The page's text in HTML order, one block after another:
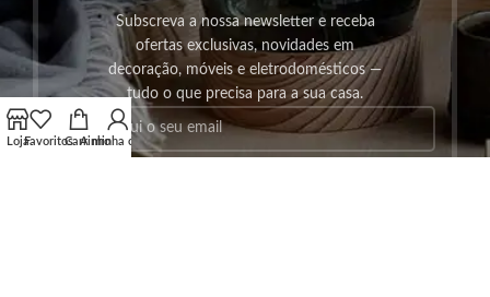
Subscreva a nossa newsletter e receba
ofertas exclusivas, novidades em
decoração, móveis e eletrodomésticos —
tudo o que precisa para a sua casa.
LojaFavoritosCarrinho
A minha conta